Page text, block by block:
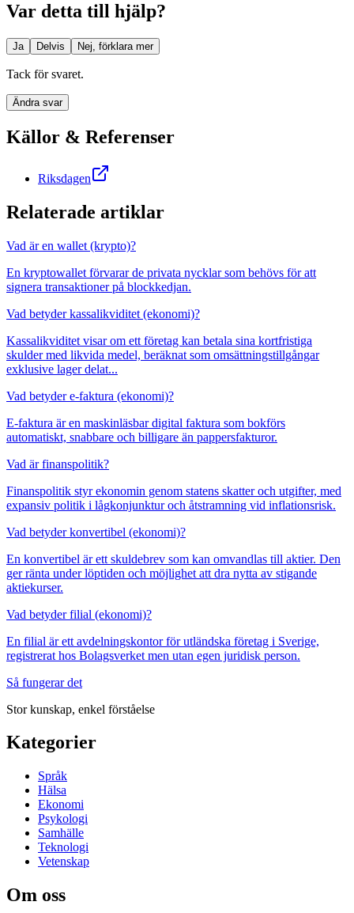
Var detta till hjälp?
Ja Delvis Nej, förklara mer
Tack för svaret.
Ändra svar
Källor & Referenser
Riksdagen
Relaterade artiklar
Vad är en wallet (krypto)?
En kryptowallet förvarar de privata nycklar som behövs för att
signera transaktioner på blockkedjan.
Vad betyder kassalikviditet (ekonomi)?
Kassalikviditet visar om ett företag kan betala sina kortfristiga
skulder med likvida medel, beräknat som omsättningstillgångar
exklusive lager delat...
Vad betyder e-faktura (ekonomi)?
E-faktura är en maskinläsbar digital faktura som bokförs
automatiskt, snabbare och billigare än pappersfakturor.
Vad är finanspolitik?
Finanspolitik styr ekonomin genom statens skatter och utgifter, med
expansiv politik i lågkonjunktur och åtstramning vid inflationsrisk.
Vad betyder konvertibel (ekonomi)?
En konvertibel är ett skuldebrev som kan omvandlas till aktier. Den
ger ränta under löptiden och möjlighet att dra nytta av stigande
aktiekurser.
Vad betyder filial (ekonomi)?
En filial är ett avdelningskontor för utländska företag i Sverige,
registrerat hos Bolagsverket men utan egen juridisk person.
Så fungerar det
Stor kunskap, enkel förståelse
Kategorier
Språk
Hälsa
Ekonomi
Psykologi
Samhälle
Teknologi
Vetenskap
Om oss